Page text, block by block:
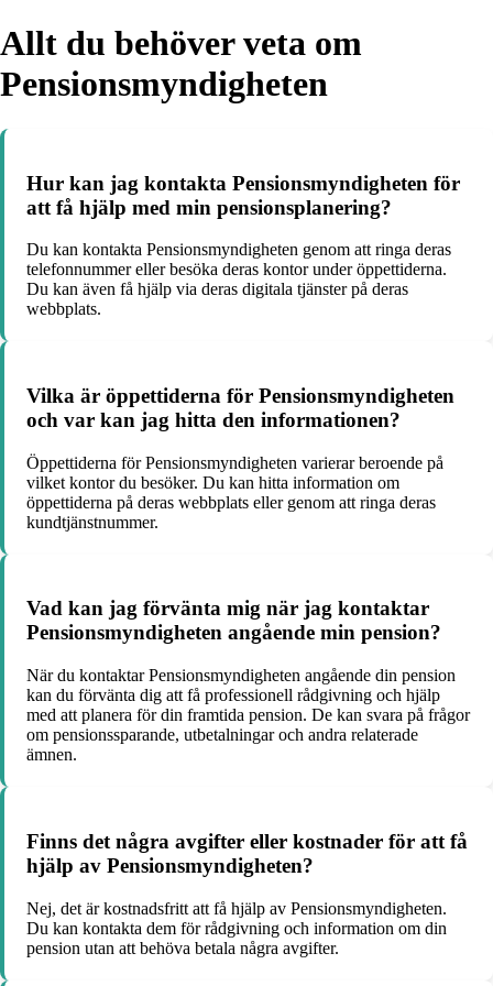
Allt du behöver veta om
Pensionsmyndigheten
Hur kan jag kontakta Pensionsmyndigheten för
att få hjälp med min pensionsplanering?
Du kan kontakta Pensionsmyndigheten genom att ringa deras
telefonnummer eller besöka deras kontor under öppettiderna.
Du kan även få hjälp via deras digitala tjänster på deras
webbplats.
Vilka är öppettiderna för Pensionsmyndigheten
och var kan jag hitta den informationen?
Öppettiderna för Pensionsmyndigheten varierar beroende på
vilket kontor du besöker. Du kan hitta information om
öppettiderna på deras webbplats eller genom att ringa deras
kundtjänstnummer.
Vad kan jag förvänta mig när jag kontaktar
Pensionsmyndigheten angående min pension?
När du kontaktar Pensionsmyndigheten angående din pension
kan du förvänta dig att få professionell rådgivning och hjälp
med att planera för din framtida pension. De kan svara på frågor
om pensionssparande, utbetalningar och andra relaterade
ämnen.
Finns det några avgifter eller kostnader för att få
hjälp av Pensionsmyndigheten?
Nej, det är kostnadsfritt att få hjälp av Pensionsmyndigheten.
Du kan kontakta dem för rådgivning och information om din
pension utan att behöva betala några avgifter.